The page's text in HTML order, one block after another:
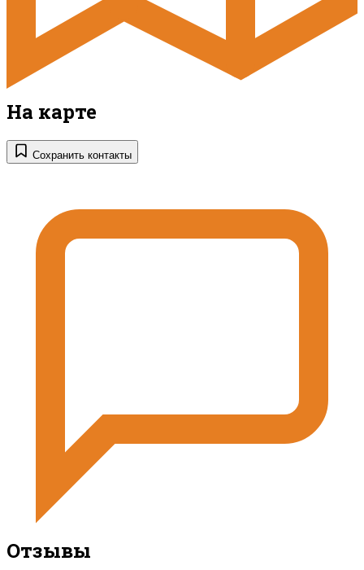
На карте
Сохранить контакты
Отзывы